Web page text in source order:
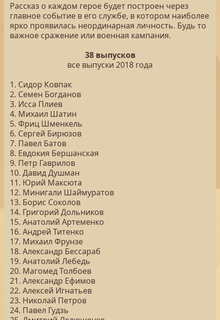
Рассказ о каждом герое будет построен через
главное событие в его службе, в котором наиболее
ярко проявилась неординарная личность. Будь то
важное сражение или военная кампания.
38 выпусков
все выпуски 2018 года
1. Сидор Ковпак
2. Семен Богданов
3. Исса Плиев
4. Михаил Шатин
5. Фриц Шменкель
6. Сергей Бирюзов
7. Павел Батов
8. Евдокия Бершанская
9. Петр Гаврилов
10. Давид Душман
11. Юрий Максюта
12. Минигали Шаймуратов
13. Борис Соколов
14. Григорий Дольников
15. Анатолий Артеменко
16. Андрей Титенко
17. Михаил Фрунзе
18. Александр Бессараб
19. Анатолий Лебедь
20. Магомед Толбоев
21. Александр Ефимов
22. Алексей Игнатьев
23. Николай Петров
24. Павел Гудзь